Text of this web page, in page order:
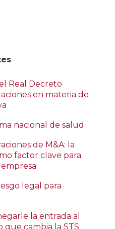
Real Decreto
en materia de
nacional de salud
de M&A: la
factor clave para
legal para
la entrada al
que cambia la STS